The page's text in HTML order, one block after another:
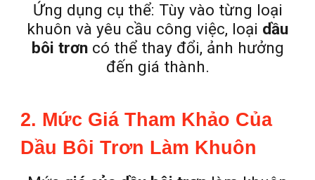
Ứng dụng cụ thể: Tùy vào từng loại
khuôn và yêu cầu công việc, loại dầu
bôi trơncó thể thay đổi, ảnh hưởng
đến giá thành.
2. Mức Giá Tham Khảo Của
Dầu Bôi Trơn Làm Khuôn